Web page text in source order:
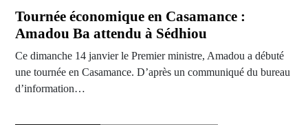
Tournée économique en Casamance :
Amadou Ba attendu à Sédhiou
Ce dimanche 14 janvier le Premier ministre, Amadou a débuté
une tournée en Casamance. D’après un communiqué du bureau
d’information…